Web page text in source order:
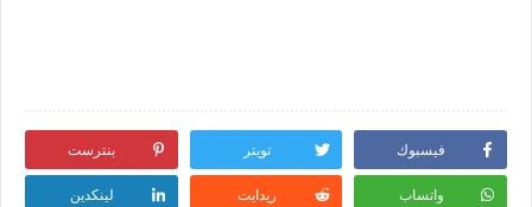
فيسبوك تويتر بنترست
واتساب ريدايت لينكدين